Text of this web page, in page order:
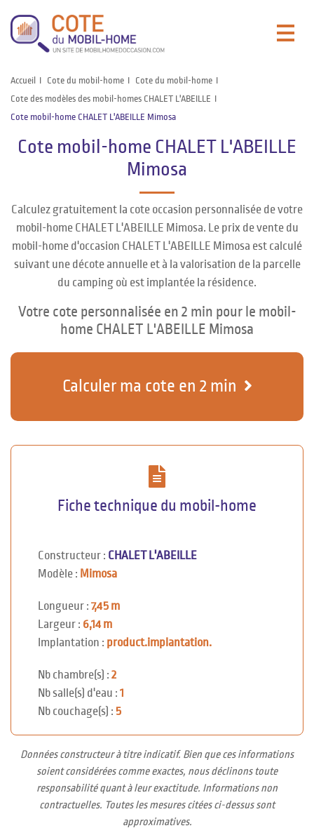
Accueil Cote du mobil-home
Cote du mobil-home
Cote des modèles des mobil-homes CHALET L'ABEILLE
Cote mobil-home CHALET L'ABEILLE Mimosa
Cote mobil-home CHALET L'ABEILLE
Mimosa
Calculez gratuitement la cote occasion personnalisée de votre
mobil-home CHALET L'ABEILLE Mimosa. Le prix de vente du
mobil-home d'occasion CHALET L'ABEILLE Mimosa est calculé
suivant une décote annuelle et à la valorisation de la parcelle
du camping où est implantée la résidence.
Votre cote personnalisée en 2 min pour le mobil-
home CHALET L'ABEILLE Mimosa
Calculer ma cote en 2 min
Fiche technique du mobil-home
Constructeur : CHALET L'ABEILLE
Modèle : Mimosa
Longueur : 7,45 m
Largeur : 6,14 m
Implantation : product.implantation.
Nb chambre(s) : 2
Nb salle(s) d'eau : 1
Nb couchage(s) : 5
Données constructeur à titre indicatif. Bien que ces informations
soient considérées comme exactes, nous déclinons toute
responsabilité quant à leur exactitude. Informations non
contractuelles. Toutes les mesures citées ci-dessus sont
approximatives.